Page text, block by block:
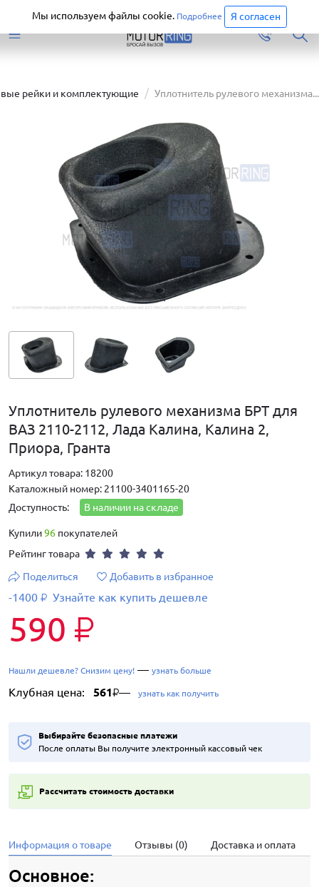
Перейти
рейки и комплектующие Уплотнитель рулевого механизма...
Уплотнитель рулевого механизма БРТ для
ВАЗ 2110-2112, Лада Калина, Калина 2,
Приора, Гранта
Артикул товара: 18200
Каталожный номер: 21100-3401165-20
Доступность:
В наличии на складе
Купили96 покупателей
Рейтинг товара
Поделиться
Добавить в избранное
-1400 ₽ Узнайте как купить дешевле
590 ₽
Нашли дешевле? Снизим цену! — узнать больше
Клубная цена: 561₽— узнать как получить
Выбирайте безопасные платежи
После оплаты Вы получите электронный кассовый чек
Рассчитать стоимость доставки
Информация о товаре Отзывы (0) Доставка и оплата
Основное:
Мы используем файлы cookie. Подробнее Я согласен